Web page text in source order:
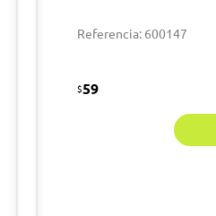
Referencia: 600147
$59